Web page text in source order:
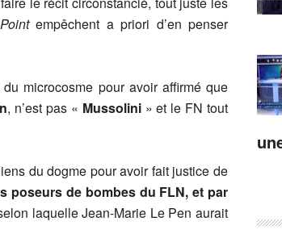
Pointempêchent a priori d’en penser
microcosme pour avoir affirmé que
, n’est pas « Mussolini » et le FN tout
du dogme pour avoir fait justice de
poseurs de bombes du FLN, et par
laquelle Jean-Marie Le Pen aurait